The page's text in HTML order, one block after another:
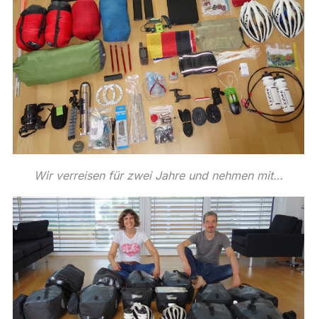
Wir verreisen für zwei Jahre und nehmen mit…